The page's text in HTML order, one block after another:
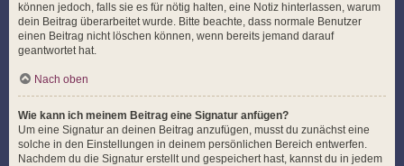
können jedoch, falls sie es für nötig halten, eine Notiz hinterlassen, warum
dein Beitrag überarbeitet wurde. Bitte beachte, dass normale Benutzer
einen Beitrag nicht löschen können, wenn bereits jemand darauf
geantwortet hat.
Nach oben
Wie kann ich meinem Beitrag eine Signatur anfügen?
Um eine Signatur an deinen Beitrag anzufügen, musst du zunächst eine
solche in den Einstellungen in deinem persönlichen Bereich entwerfen.
Nachdem du die Signatur erstellt und gespeichert hast, kannst du in jedem